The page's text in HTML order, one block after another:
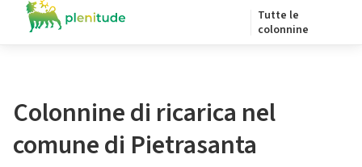
Tutte le
colonnine
Colonnine di ricarica nel
comune di Pietrasanta